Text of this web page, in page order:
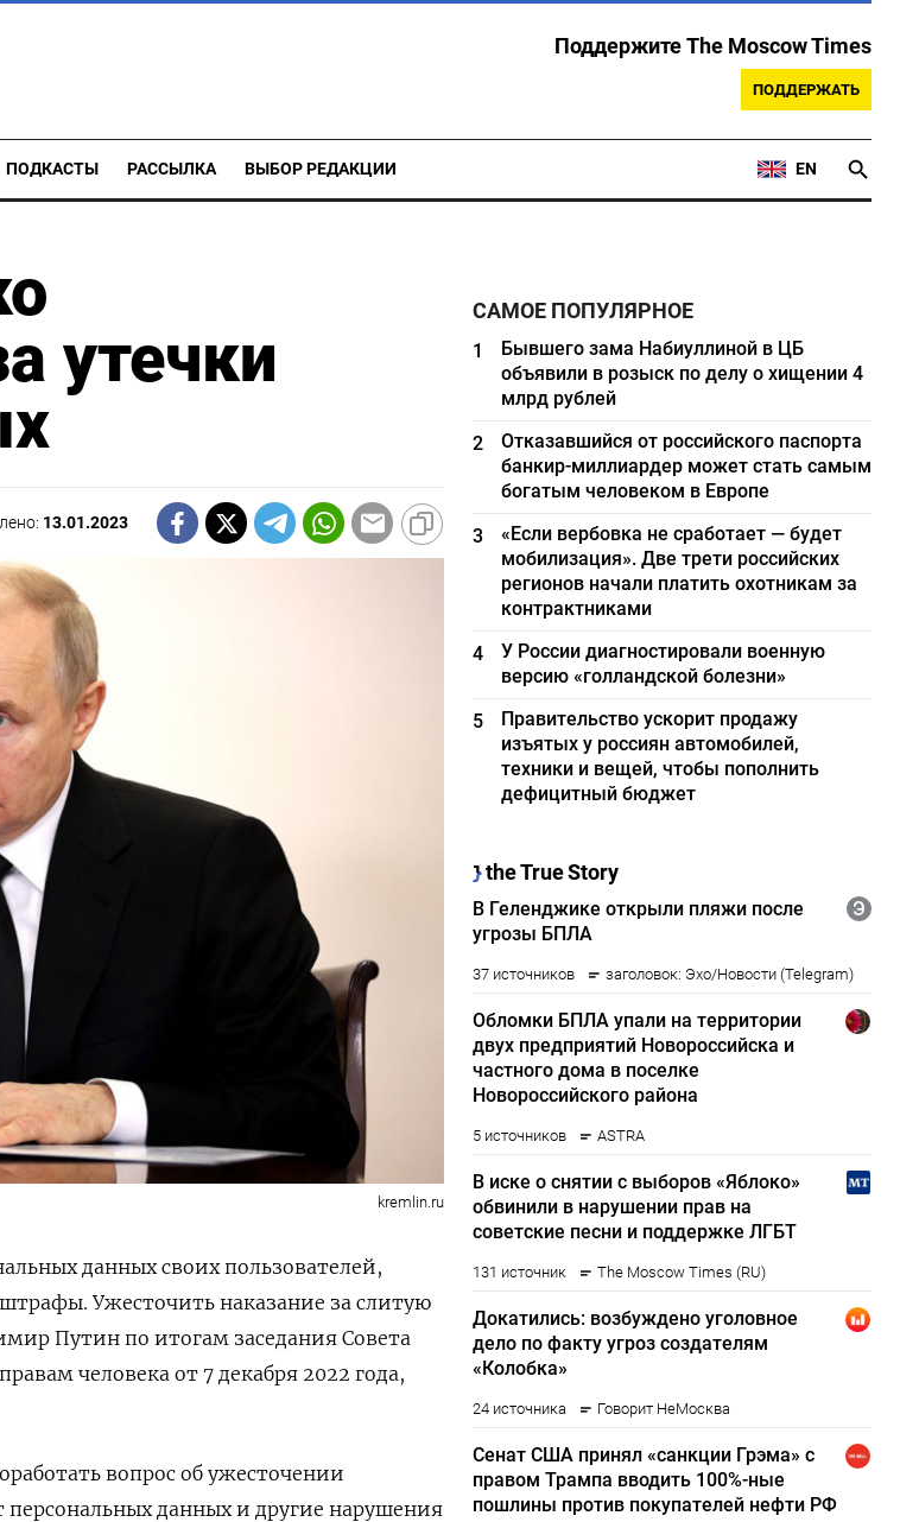
Поддержите The Moscow Times
ПОДДЕРЖАТЬ
ПОДКАСТЫ РАССЫЛКА ВЫБОР РЕДАКЦИИ EN
утечки
13.01.2023
kremlin.ru
данных своих пользователей,
Ужесточить наказание за слитую
Путин по итогам заседания Совета
человека от 7 декабря 2022 года,
вопрос об ужесточении
персональных данных и другие нарушения
САМОЕ ПОПУЛЯРНОЕ
1
Бывшего зама Набиуллиной в ЦБ
объявили в розыск по делу о хищении 4
млрд рублей
2
Отказавшийся от российского паспорта
банкир-миллиардер может стать самым
богатым человеком в Европе
3
«Если вербовка не сработает — будет
мобилизация». Две трети российских
регионов начали платить охотникам за
контрактниками
4
У России диагностировали военную
версию «голландской болезни»
5
Правительство ускорит продажу
изъятых у россиян автомобилей,
техники и вещей, чтобы пополнить
дефицитный бюджет